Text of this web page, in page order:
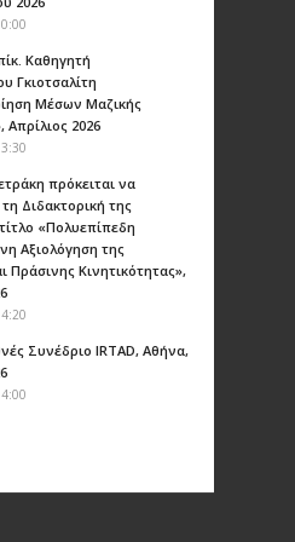
Καθηγητή
Γκιοτσαλίτη
Μέσων Μαζικής
2026
πρόκειται να
Διδακτορική της
«Πολυεπίπεδη
Αξιολόγηση της
Πράσινης Κινητικότητας»,
Συνέδριο IRTAD, Αθήνα,